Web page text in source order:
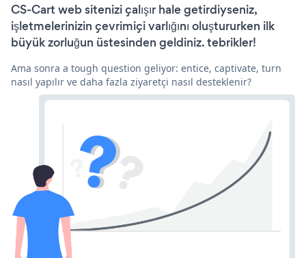
CS-Cart web sitenizi çalışır hale getirdiyseniz,
işletmelerinizin çevrimiçi varlığını oluştururken ilk
büyük zorluğun üstesinden geldiniz. tebrikler!
Ama sonra a tough question geliyor: entice, captivate, turn
nasıl yapılır ve daha fazla ziyaretçi nasıl desteklenir?